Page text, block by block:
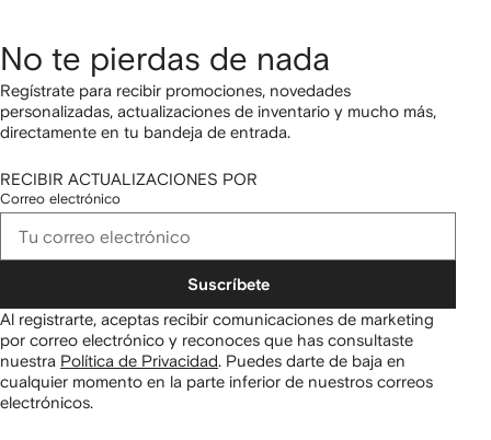
No te pierdas de nada
Regístrate para recibir promociones, novedades
personalizadas, actualizaciones de inventario y mucho más,
directamente en tu bandeja de entrada.
RECIBIR ACTUALIZACIONES POR
Correo electrónico
Suscríbete
Al registrarte, aceptas recibir comunicaciones de marketing
por correo electrónico y reconoces que has consultaste
nuestra Política de Privacidad. Puedes darte de baja en
cualquier momento en la parte inferior de nuestros correos
electrónicos.